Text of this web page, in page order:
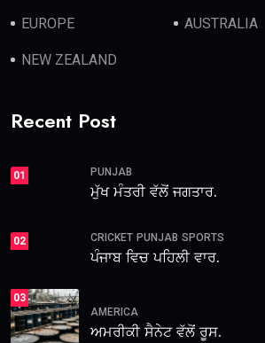
EUROPE AUSTRALIA
NEW ZEALAND
Recent Post
01 PUNJAB
ਮੁੱਖ ਮੰਤਰੀ ਵੱਲੋਂ ਜਗਤਾਰ.
02 CRICKET PUNJAB SPORTS
ਪੰਜਾਬ ਵਿਚ ਪਹਿਲੀ ਵਾਰ.
03
AMERICA
ਅਮਰੀਕੀ ਸੈਨੇਟ ਵੱਲੋਂ ਰੂਸ.